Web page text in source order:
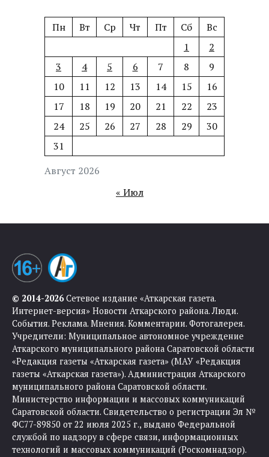
Август 2026
Пн Вт Ср Чт Пт Сб
Вс
1
2
3
4 5 6 7 8
9
10
11 12 13 14 15
16
17
18 19 20 21 22
23
24
25 26 27 28 29
30
31
« Июл
© 2014-2026Сетевое издание «Аткарская газета.
Интернет-версия» Новости Аткарского района. Люди.
События. Реклама. Мнения. Комментарии. Фотогалерея.
Учредители: Муниципальное автономное учреждение
Аткарского муниципального района Саратовской области
«Редакция газеты «Аткарская газета» (МАУ «Редакция
газеты «Аткарская газета»). Администрация Аткарского
муниципального района Саратовской области.
Министерство информации и массовых коммуникаций
Саратовской области. Свидетельство о регистрации Эл №
ФС77-89850 от 22 июля 2025 г., выдано Федеральной
службой по надзору в сфере связи, информационных
технологий и массовых коммуникаций (Роскомнадзор).